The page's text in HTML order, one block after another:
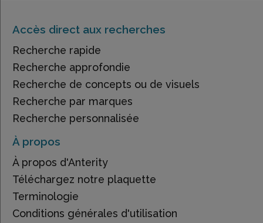
Accès direct aux recherches
Recherche rapide
Recherche approfondie
Recherche de concepts ou de visuels
Recherche par marques
Recherche personnalisée
À propos
À propos d'Anterity
Téléchargez notre plaquette
Terminologie
Conditions générales d'utilisation